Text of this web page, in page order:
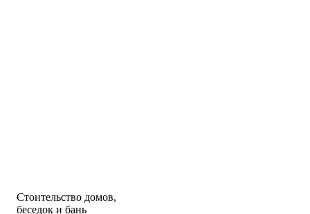
Стоительство домов,
беседок и бань